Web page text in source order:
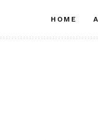
content
HOME